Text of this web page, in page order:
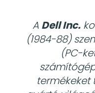
A Dell Inc.
(1984-88)
(PC-
termékeket